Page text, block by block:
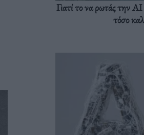
Γιατί το να ρωτάς την AI
τόσο